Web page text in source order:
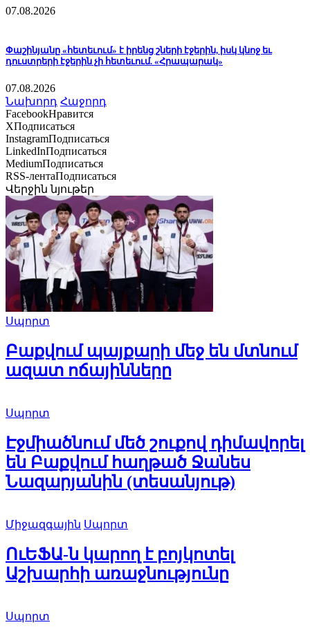
07.08.2026
Փաշինյանը «հետեւում» է իրենց շների էջերին, իսկ կնոջ եւ
դուստրերի էջերին չի հետեւում. «Հրապարակ»
07.08.2026
Նախորդ Հաջորդ
FacebookНравится
XПодписаться
InstagramПодписаться
LinkedInПодписаться
MediumПодписаться
RSS-лентаПодписаться
Վերջին նյութեր
Սպորտ
Բաքվում պայքարի մեջ են մտնում
ազատ ոճայինները
Սպորտ
Էջմիածնում մեծ շուքով դիմավորել
են Բաքվում հաղթած Ջանես
Նազարյանին (տեսանյութ)
Միջազգային Սպորտ
ՈւԵՖԱ-ն կարող է բոյկոտել
Աշխարհի առաջնությունը
Սպորտ